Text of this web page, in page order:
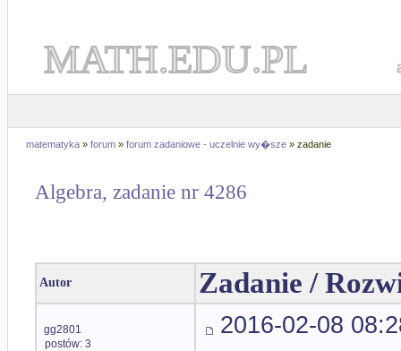
MATH.EDU.PL
matematyka » forum » forum zadaniowe - uczelnie wy�sze » zadanie
Algebra, zadanie nr 4286
Autor Zadanie /
gg2801
postów: 3
2016-02-08